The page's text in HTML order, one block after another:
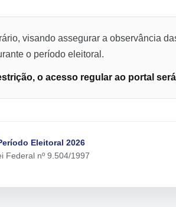
visando assegurar a observância
o período eleitoral.
o acesso regular ao portal
Eleitoral 2026
Federal nº 9.504/1997